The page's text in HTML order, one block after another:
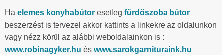
Ha elemes konyhabútor esetleg fürdőszoba bútor
beszerzést is tervezel akkor kattints a linkekre az oldalunkon
vagy nézz körül az alábbi weboldalainkon is :
www.robinagyker.hu és www.sarokgarnituraink.hu